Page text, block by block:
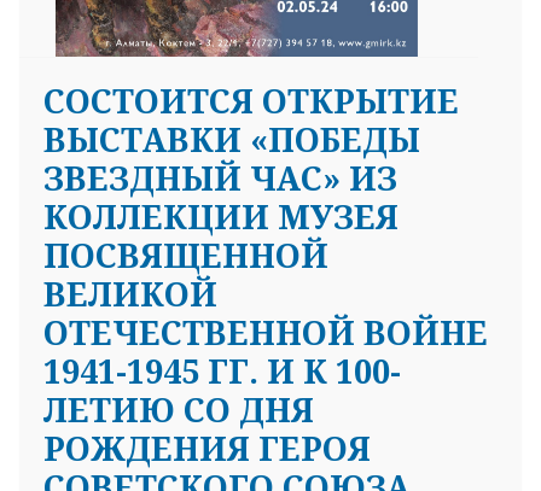
CОСТОИТСЯ ОТКРЫТИЕ
ВЫСТАВКИ «ПОБЕДЫ
ЗВЕЗДНЫЙ ЧАС» ИЗ
КОЛЛЕКЦИИ МУЗЕЯ
ПОСВЯЩЕННОЙ
ВЕЛИКОЙ
ОТЕЧЕСТВЕННОЙ ВОЙНЕ
1941-1945 ГГ. И К 100-
ЛЕТИЮ СО ДНЯ
РОЖДЕНИЯ ГЕРОЯ